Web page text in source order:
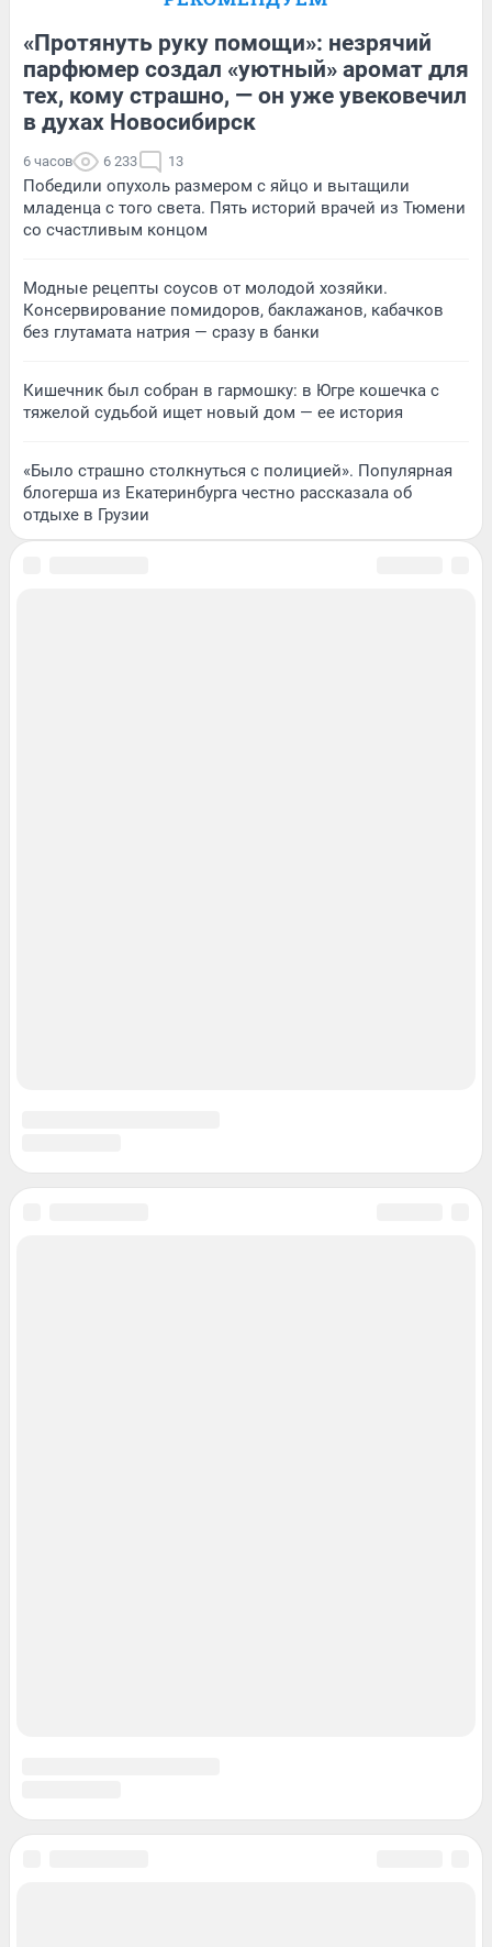
«Протянуть руку помощи»: незрячий
парфюмер создал «уютный» аромат для
тех, кому страшно, — он уже увековечил
в духах Новосибирск
6 часов 6 233 13
Победили опухоль размером с яйцо и вытащили
младенца с того света. Пять историй врачей из Тюмени
со счастливым концом
Модные рецепты соусов от молодой хозяйки.
Консервирование помидоров, баклажанов, кабачков
без глутамата натрия — сразу в банки
Кишечник был собран в гармошку: в Югре кошечка с
тяжелой судьбой ищет новый дом — ее история
«Было страшно столкнуться с полицией». Популярная
блогерша из Екатеринбурга честно рассказала об
отдыхе в Грузии